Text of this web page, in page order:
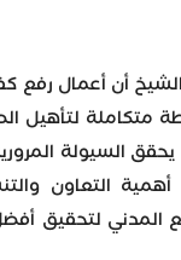
أن أعمال رفع
متكاملة لتأهيل
يحقق السيولة
أهمية التعاون
المدني لتحقيق